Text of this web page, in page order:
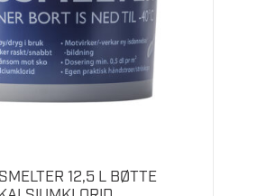
12,5 L BØTTE